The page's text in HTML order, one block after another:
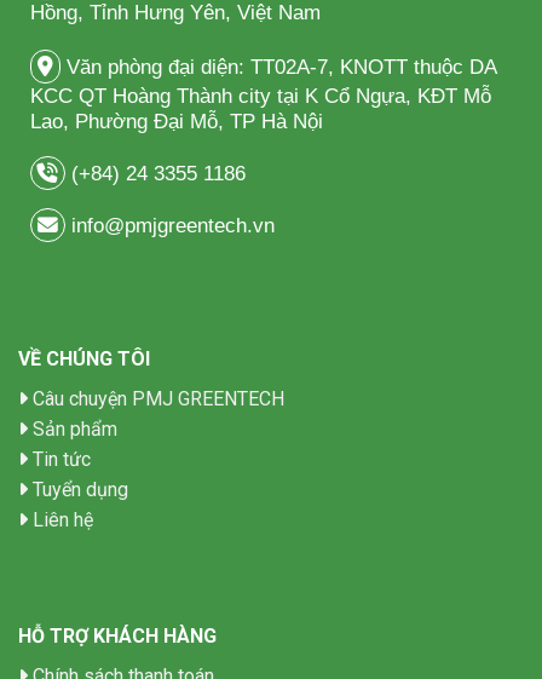
Hồng, Tỉnh Hưng Yên, Việt Nam
Văn phòng đại diện: TT02A-7, KNOTT thuộc DA
KCC QT Hoàng Thành city tại K Cổ Ngựa, KĐT Mỗ
Lao, Phường Đại Mỗ, TP Hà Nội
(+84) 24 3355 1186
info@pmjgreentech.vn
VỀ CHÚNG TÔI
Câu chuyện PMJ GREENTECH
Sản phẩm
Tin tức
Tuyển dụng
Liên hệ
HỖ TRỢ KHÁCH HÀNG